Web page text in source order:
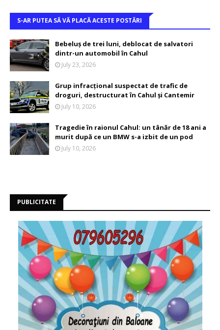
S-AR PUTEA SĂ VĂ PLACĂ ACESTE POSTĂRI
Bebeluș de trei luni, deblocat de salvatori
dintr-un automobil în Cahul
July 23, 2026
Grup infracțional suspectat de trafic de
droguri, destructurat în Cahul și Cantemir
July 10, 2026
Tragedie în raionul Cahul: un tânăr de 18 ani a
murit după ce un BMW s-a izbit de un pod
July 10, 2026
PUBLICITATE